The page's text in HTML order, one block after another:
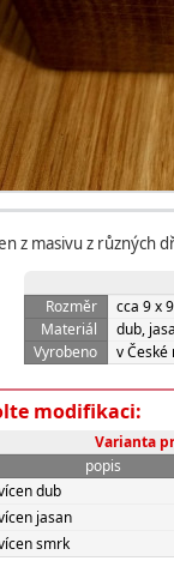
z masivu z různých
Rozměr
cca 9 x
Materiál
dub,
Vyrobeno
v České
modifikaci:
Varianta
popis
dub
jasan
smrk